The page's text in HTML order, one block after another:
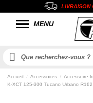
LIVRAISON
MENU
Accueil Accessoires Accessoire
K-XCT 125-300 Tucano Urbano